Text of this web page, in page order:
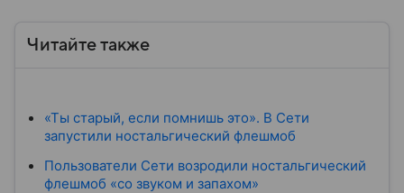
Читайте также
«Ты старый, если помнишь это». В Сети
запустили ностальгический флешмоб
Пользователи Сети возродили ностальгический
флешмоб «со звуком и запахом»